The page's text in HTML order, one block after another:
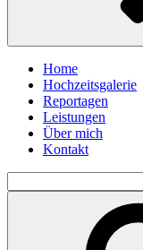
Home
Hochzeitsgalerie
Reportagen
Leistungen
Über mich
Kontakt
for: